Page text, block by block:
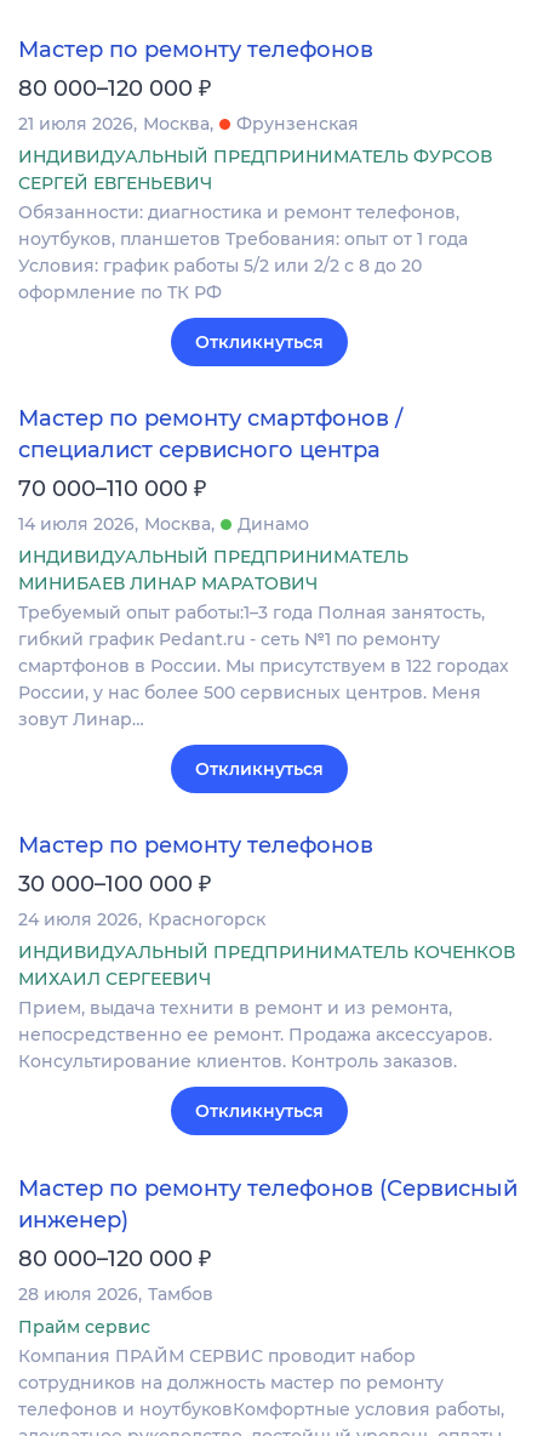
Мастер по ремонту телефонов
80 000–120 000 ₽
21 июля 2026 Москва
Фрунзенская
ИНДИВИДУАЛЬНЫЙ ПРЕДПРИНИМАТЕЛЬ ФУРСОВ
СЕРГЕЙ ЕВГЕНЬЕВИЧ
Обязанности: диагностика и ремонт телефонов,
ноутбуков, планшетов Требования: опыт от 1 года
Условия: график работы 5/2 или 2/2 с 8 до 20
оформление по ТК РФ
Откликнуться
Мастер по ремонту смартфонов /
специалист сервисного центра
70 000–110 000 ₽
14 июля 2026 Москва
Динамо
ИНДИВИДУАЛЬНЫЙ ПРЕДПРИНИМАТЕЛЬ
МИНИБАЕВ ЛИНАР МАРАТОВИЧ
Требуемый опыт работы:1–3 года Полная занятость,
гибкий график Pedant.ru - сеть №1 по ремонту
смартфонов в России. Мы присутствуем в 122 городах
России, у нас более 500 сервисных центров. Меня
зовут Линар…
Откликнуться
Мастер по ремонту телефонов
30 000–100 000 ₽
24 июля 2026 Красногорск
ИНДИВИДУАЛЬНЫЙ ПРЕДПРИНИМАТЕЛЬ КОЧЕНКОВ
МИХАИЛ СЕРГЕЕВИЧ
Прием, выдача технити в ремонт и из ремонта,
непосредственно ее ремонт. Продажа аксессуаров.
Консультирование клиентов. Контроль заказов.
Откликнуться
Мастер по ремонту телефонов (Сервисный
инженер)
80 000–120 000 ₽
28 июля 2026 Тамбов
Прайм сервис
Компания ПРАЙМ СЕРВИС проводит набор
сотрудников на должность мастер по ремонту
телефонов и ноутбуковКомфортные условия работы,